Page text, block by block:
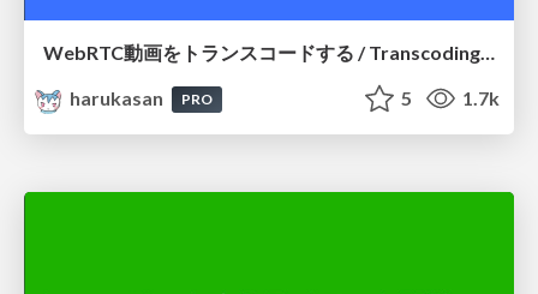
WebRTC動画をトランスコードする / Transcoding video streams from WebRTC
harukasan
PRO 5 1.7k